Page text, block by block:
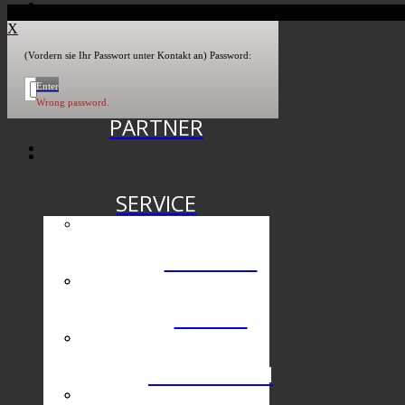
PRESSE
PARTNER
SERVICE
SPONSOREN
X
(Vordern sie Ihr Passwort unter Kontakt an) Password:
Enter
Wrong password.